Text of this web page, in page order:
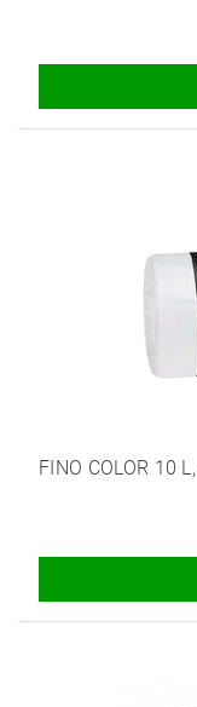
FINO COLOR 10